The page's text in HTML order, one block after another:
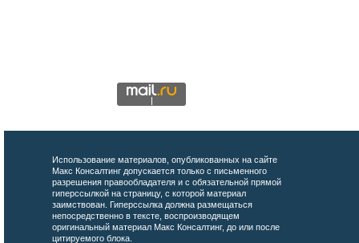
Использование материалов, опубликованных на сайте
Макс Консалтинг допускается только с письменного
разрешения правообладателя и с обязательной прямой
гиперссылкой на страницу, с которой материал
заимствован. Гиперссылка должна размещаться
непосредственно в тексте, воспроизводящем
оригинальный материал Макс Консалтинг, до или после
цитируемого блока.